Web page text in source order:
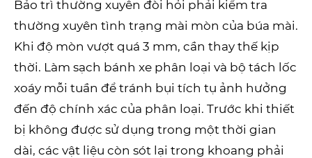
Bảo trì thường xuyên đòi hỏi phải kiểm tra
thường xuyên tình trạng mài mòn của búa mài.
Khi độ mòn vượt quá 3 mm, cần thay thế kịp
thời. Làm sạch bánh xe phân loại và bộ tách lốc
xoáy mỗi tuần để tránh bụi tích tụ ảnh hưởng
đến độ chính xác của phân loại. Trước khi thiết
bị không được sử dụng trong một thời gian
dài, các vật liệu còn sót lại trong khoang phải